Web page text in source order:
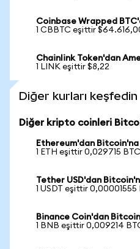
Coinbase Wrapped
1 CBBTC eşittir
Chainlink Token'dan
1 LINK eşittir $8,22
Diğer kurları keşfedin
Diğer kripto coinleri
Ethereum'dan Bitcoin'na
1 ETH eşittir 0,029715 BTC
Tether USD'dan
1 USDT eşittir 0,00001555
Binance Coin'dan
1 BNB eşittir 0,009214